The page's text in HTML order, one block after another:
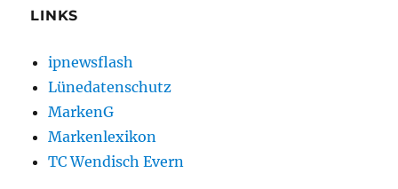
LINKS
ipnewsflash
Lünedatenschutz
MarkenG
Markenlexikon
TC Wendisch Evern